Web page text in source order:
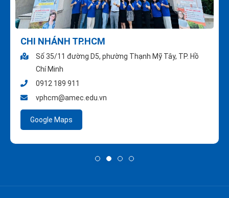
CHI NHÁNH TP.HCM
Số 35/11 đường D5, phường Thạnh Mỹ Tây, TP. Hồ
Chí Minh
0912 189 911
vphcm@amec.edu.vn
Google Maps